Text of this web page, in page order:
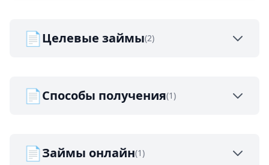
📄Целевые займы(2)
📄Способы получения(1)
📄Займы онлайн(1)